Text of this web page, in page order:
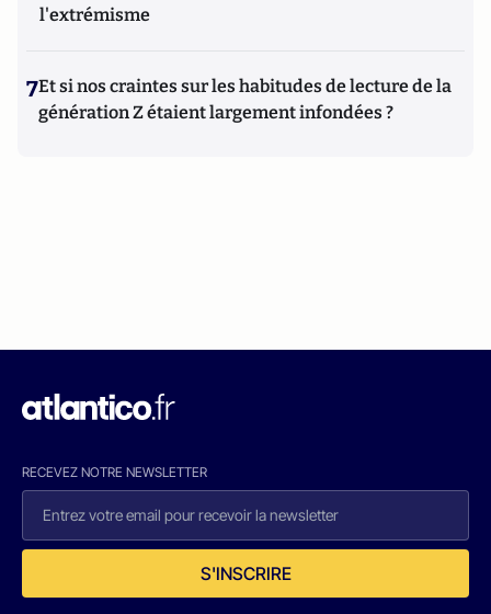
l'extrémisme
7Et si nos craintes sur les habitudes de lecture de la
génération Z étaient largement infondées ?
RECEVEZ NOTRE NEWSLETTER
S'INSCRIRE